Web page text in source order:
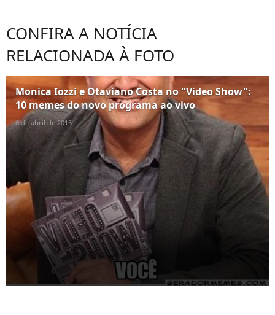
CONFIRA A NOTÍCIA
RELACIONADA À FOTO
Monica Iozzi e Otaviano Costa no "Video Show":
10 memes do novo programa ao vivo
6 de abril de 2015